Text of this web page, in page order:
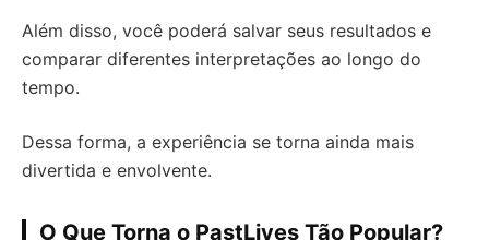
Além disso, você poderá salvar seus resultados e
comparar diferentes interpretações ao longo do
tempo.
Dessa forma, a experiência se torna ainda mais
divertida e envolvente.
O Que Torna o PastLives Tão Popular?